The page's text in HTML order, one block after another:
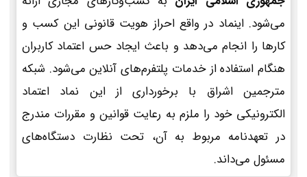
می‌شود. اینماد در واقع احراز هویت قانونی این کسب و
کارها را انجام می‌دهد و باعث ایجاد حس اعتماد کاربران
هنگام استفاده از خدمات پلتفرم‌های آنلاین می‌شود. شبکه
مترجمین اشراق با برخورداری از این نماد اعتماد
الکترونیکی خود را ملزم به رعایت قوانین و مقررات مندرج
در تعهدنامه مربوط به آن، تحت نظارت دستگاه‌های
مسئول می‌داند.